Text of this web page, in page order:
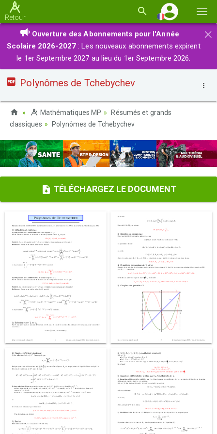
la
Retour
×
Ouverture des Abonnements pour l'Année
Scolaire 2026-2027 : Les nouveaux abonnements expirent
le 1er Septembre 2027 au lieu du 1er Septembre 2026.
Polynômes de Tchebychev
Mathématiques MP
Résumés et grands
classiques
Polynômes de Tchebychev
TÉLÉCHARGEZ LE DOCUMENT